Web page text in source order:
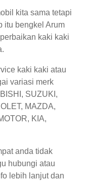
kita sama tetapi
itu bengkel Arum
kaki kaki
kaki kaki atau
variasi merk
SUZUKI,
MAZDA,
KIA,
anda tidak
hubungi atau
lebih lanjut dan